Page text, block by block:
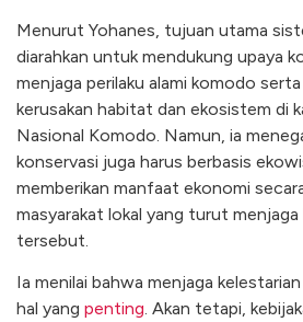
Menurut Yohanes, tujuan utama
diarahkan untuk mendukung upaya
menjaga perilaku alami komodo
kerusakan habitat dan ekosistem di
Nasional Komodo. Namun, ia
konservasi juga harus berbasis
memberikan manfaat ekonomi
masyarakat lokal yang turut
tersebut.
Ia menilai bahwa menjaga
hal yang penting. Akan tetapi,